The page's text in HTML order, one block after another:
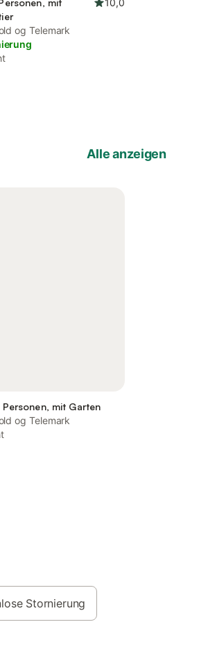
mit
10,0
og Telemark
Alle anzeigen
Personen, mit Garten
og Telemark
Stornierung